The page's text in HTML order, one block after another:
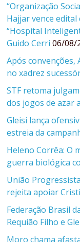
“Organização
Hajjar vence
“Hospital
Guido Cerri 06/08/
Após convenções,
no xadrez
STF retoma
dos jogos de azar
Gleisi lança
estreia da
Heleno Corrêa: O
guerra biológica
União
rejeita apoiar
Federação Brasil
Requião Filho e
Moro chama